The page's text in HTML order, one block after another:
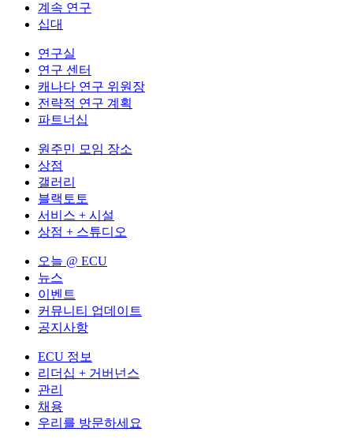
계속 연구
십대
연구실
연구 센터
캐나다 연구 위원장
전략적 연구 계획
파트너십
원주민 모임 장소
상점
갤러리
블랙토토
서비스 + 시설
상점 + 스튜디오
오늘 @ ECU
뉴스
이벤트
커뮤니티 업데이트
공지사항
ECU 정보
리더십 + 거버넌스
관리
채용
우리를 방문하세요